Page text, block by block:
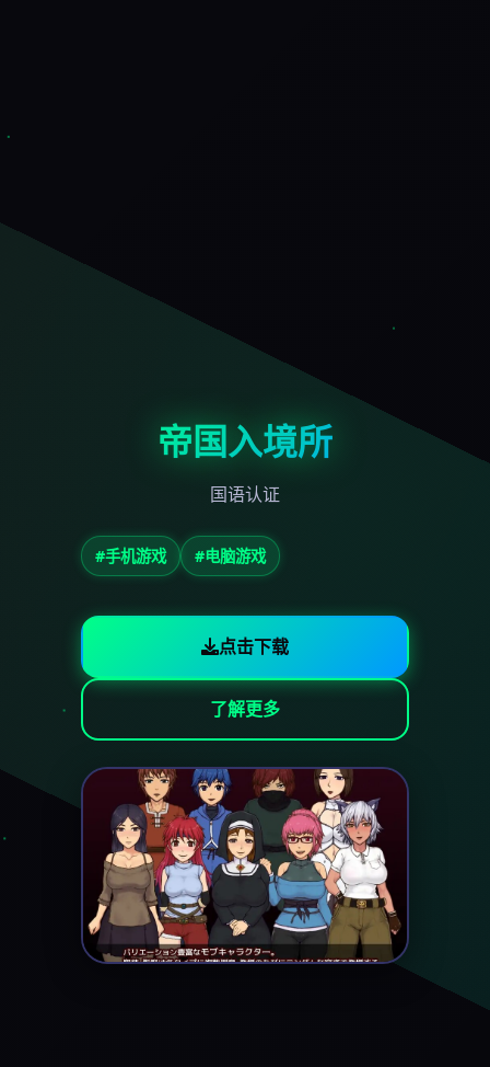
帝国入境所
国语认证
#手机游戏 #电脑游戏
点击下载
了解更多